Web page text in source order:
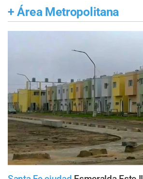
+ Área Metropolitana